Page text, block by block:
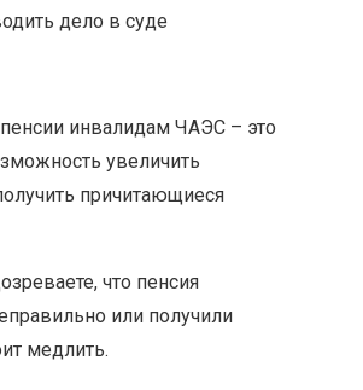
дело в суде
инвалидам ЧАЭС – это
увеличить
причитающиеся
что пенсия
или получили
медлить.